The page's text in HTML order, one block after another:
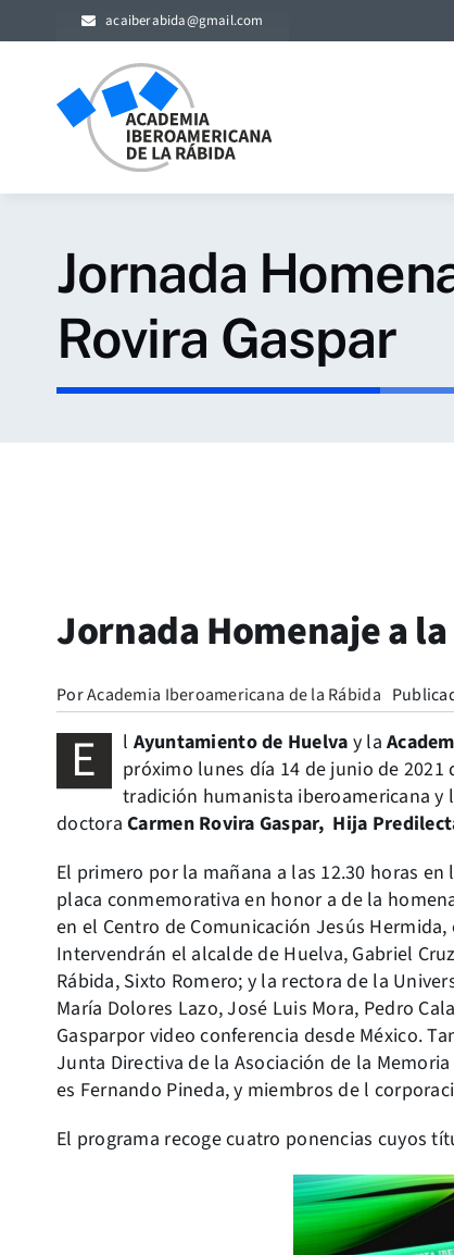
to
acaiberabida@gmail.com
Jornada
Rovira Gaspar
Jornada Homenaje a
PorAcademia Iberoamericana de la Rábida
E l Ayuntamiento de Huelva y la
próximo lunes día 14 de junio de
tradición humanista iberoamericana y
doctoraCarmen Rovira Gaspar, Hija
El primero por la mañana a las 12.30 horas
placa conmemorativa en honor a de la
en el Centro de Comunicación Jesús
Intervendrán el alcalde de Huelva, Gabriel
Rábida, Sixto Romero; y la rectora de la
María Dolores Lazo, José Luis Mora, Pedro
Gasparpor video conferencia desde México.
Junta Directiva de la Asociación de la
es Fernando Pineda, y miembros de l
El programa recoge cuatro ponencias cuyos